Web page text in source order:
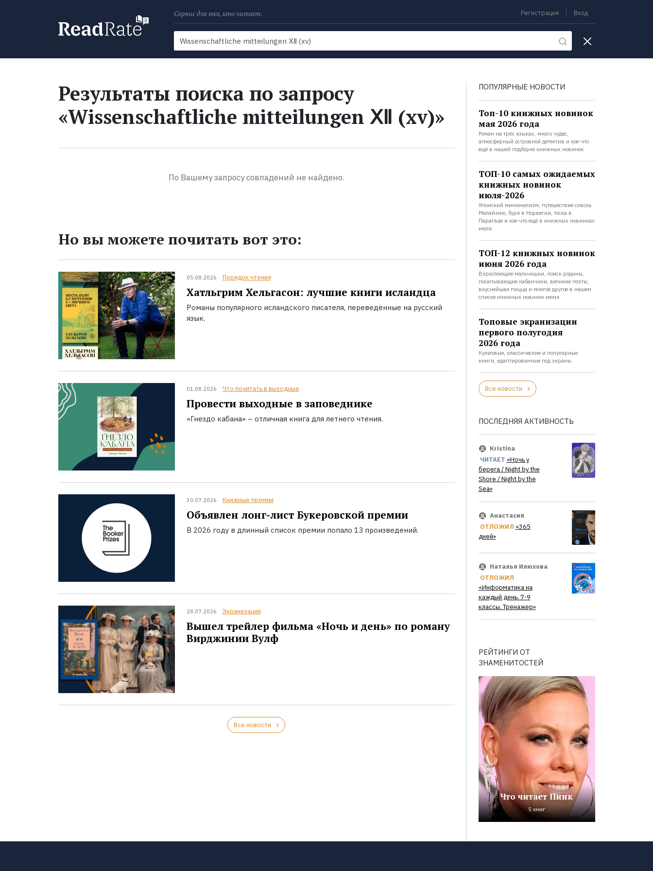
Сервис для тех, кто читает. Регистрация Вход
Поиск
Новости Рейтинги Книги
Результаты поиска по запросу
«Wissenschaftliche mitteilungen ⅩⅡ (хv)»
По Вашему запросу совпадений не найдено.
Но вы можете почитать вот это:
05.08.2026 Порядок чтения
Хатльгрим Хельгасон: лучшие книги исландца
Романы популярного исландского писателя, переведённые на русский
язык.
01.08.2026 Что почитать в выходные
Провести выходные в заповеднике
«Гнездо кабана» – отличная книга для летнего чтения.
30.07.2026 Книжные премии
Объявлен лонг-лист Букеровской премии
В 2026 году в длинный список премии попало 13 произведений.
28.07.2026 Экранизации
Вышел трейлер фильма «Ночь и день» по роману
Вирджинии Вулф
Все новости
ПОПУЛЯРНЫЕ НОВОСТИ
Топ-10 книжных новинок
мая 2026 года
Роман на трёх языках, много чудес,
атмосферный островной детектив и кое-что
ещё в нашей подборке книжных новинок.
ТОП-10 самых ожидаемых
книжных новинок
июля-2026
Японский минимализм, путешествие сквозь
Малайзию, буря в Норвегии, тоска в
Парагвае и кое-что ещё в книжных новинках
июля.
ТОП-12 книжных новинок
июня 2026 года
Взрослеющие мальчишки, поиск родины,
посапывающие кабанчики, великие поэты,
вкуснейшая пицца и многое другое в нашем
списке книжных новинок июня.
Топовые экранизации
первого полугодия
2026 года
Культовые, классические и популярные
книги, адаптированные под экраны.
Все новости
ПОСЛЕДНЯЯ АКТИВНОСТЬ
Kristina
ЧИТАЕТ «Ночь у
берега / Night by the
Shore / Night by the
Sea»
Анастасия
ОТЛОЖИЛ «365
дней»
Наталья Илюхова
ОТЛОЖИЛ
«Информатика на
каждый день. 7-9
классы. Тренажер»
РЕЙТИНГИ ОТ
ЗНАМЕНИТОСТЕЙ
Что читает Пинк
5 книг